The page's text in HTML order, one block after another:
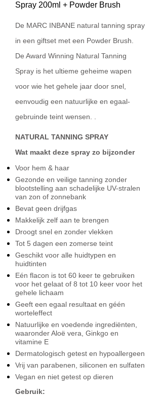
Spray 200ml + Powder Brush
De MARC INBANE natural tanning spray
in een giftset met een Powder Brush.
De Award Winning Natural Tanning
Spray is het ultieme geheime wapen
voor wie het gehele jaar door snel,
eenvoudig een natuurlijke en egaal-
gebruinde teint wensen. .
NATURAL TANNING SPRAY
Wat maakt deze spray zo bijzonder
Voor hem & haar
Gezonde en veilige tanning zonder
blootstelling aan schadelijke UV-stralen
van zon of zonnebank
Bevat geen drijfgas
Makkelijk zelf aan te brengen
Droogt snel en zonder vlekken
Tot 5 dagen een zomerse teint
Geschikt voor alle huidtypen en
huidtinten
Eén flacon is tot 60 keer te gebruiken
voor het gelaat of 8 tot 10 keer voor het
gehele lichaam
Geeft een egaal resultaat en géén
worteleffect
Natuurlijke en voedende ingrediënten,
waaronder Aloë vera, Ginkgo en
vitamine E
Dermatologisch getest en hypoallergeen
Vrij van parabenen, siliconen en sulfaten
Vegan en niet getest op dieren
Gebruik: